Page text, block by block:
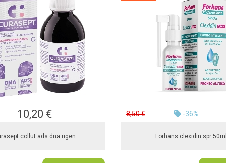
10,20 €
collut ads dna rigen
8,50 € -36%
Forhans clexidin spr